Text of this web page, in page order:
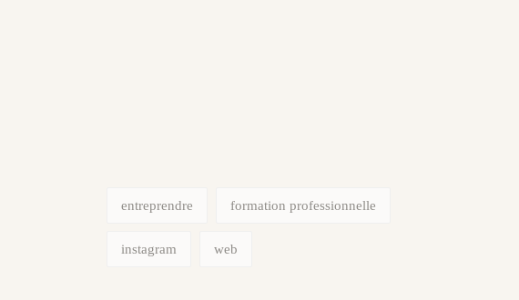
entreprendre formation professionnelle
instagram web